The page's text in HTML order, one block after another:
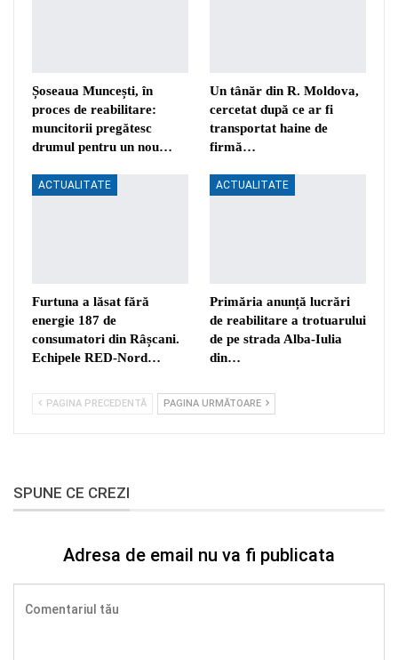
Șoseaua Muncești, în
proces de reabilitare:
muncitorii pregătesc
drumul pentru un nou…
Un tânăr din R. Moldova,
cercetat după ce ar fi
transportat haine de
firmă…
ACTUALITATE
Furtuna a lăsat fără
energie 187 de
consumatori din Râșcani.
Echipele RED-Nord…
ACTUALITATE
Primăria anunță lucrări
de reabilitare a trotuarului
de pe strada Alba-Iulia
din…
PAGINA PRECEDENTĂ PAGINA URMĂTOARE
SPUNE CE CREZI
Adresa de email nu va fi publicata